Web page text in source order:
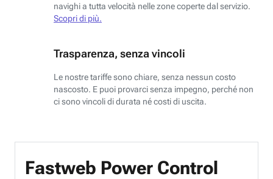
navighi a tutta velocità nelle zone coperte dal servizio.
Scopri di più.
Trasparenza, senza vincoli
Le nostre tariffe sono chiare, senza nessun costo
nascosto. E puoi provarci senza impegno, perché non
ci sono vincoli di durata né costi di uscita.
Fastweb Power Control